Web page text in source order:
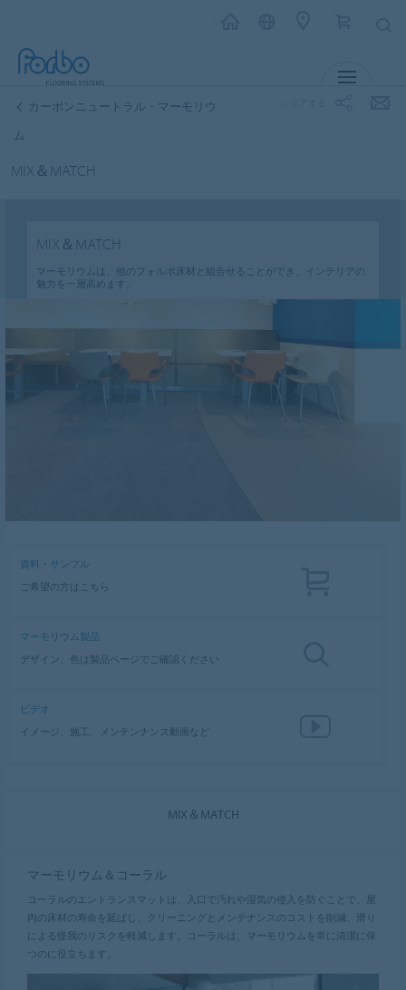
カーボンニュートラル・マーモリウ
ム
MIX＆MATCH
MIX＆MATCH
マーモリウムは、他のフォルボ床材と組合せることができ、インテリアの
魅力を一層高めます。
資料・サンプル
ご希望の方はこちら
マーモリウム製品
デザイン、色は製品ページでご確認ください
ビデオ
イメージ、施工、メンテンナンス動画など
MIX＆MATCH
マーモリウム＆コーラル
コーラルのエントランスマットは、入口で汚れや湿気の侵入を防ぐことで、屋
内の床材の寿命を延ばし、クリーニングとメンテナンスのコストを削減、滑り
による怪我のリスクを軽減します。コーラルは、マーモリウムを常に清潔に保
つのに役立ちます。